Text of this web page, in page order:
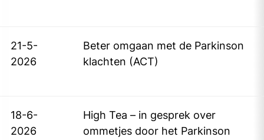
21-5-
2026
Beter omgaan met de Parkinson
klachten (ACT)
18-6-
2026
High Tea – in gesprek over
ommetjes door het Parkinson